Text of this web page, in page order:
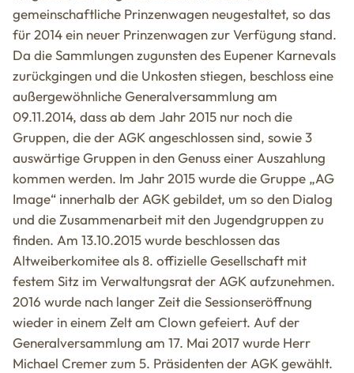
gemeinschaftliche Prinzenwagen neugestaltet, so das
für 2014 ein neuer Prinzenwagen zur Verfügung stand.
Da die Sammlungen zugunsten des Eupener Karnevals
zurückgingen und die Unkosten stiegen, beschloss eine
außergewöhnliche Generalversammlung am
09.11.2014, dass ab dem Jahr 2015 nur noch die
Gruppen, die der AGK angeschlossen sind, sowie 3
auswärtige Gruppen in den Genuss einer Auszahlung
kommen werden. Im Jahr 2015 wurde die Gruppe „AG
Image“ innerhalb der AGK gebildet, um so den Dialog
und die Zusammenarbeit mit den Jugendgruppen zu
finden. Am 13.10.2015 wurde beschlossen das
Altweiberkomitee als 8. offizielle Gesellschaft mit
festem Sitz im Verwaltungsrat der AGK aufzunehmen.
2016 wurde nach langer Zeit die Sessionseröffnung
wieder in einem Zelt am Clown gefeiert. Auf der
Generalversammlung am 17. Mai 2017 wurde Herr
Michael Cremer zum 5. Präsidenten der AGK gewählt.